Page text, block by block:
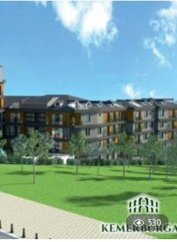
530